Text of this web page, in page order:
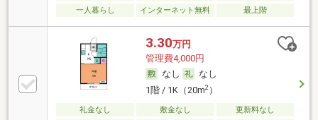
一人暮らし
インターネット無料 最上階
3.30万円
管理費4,000円
なし
なし
1階 / 1K（20m2）
礼金なし 敷金なし
更新料なし